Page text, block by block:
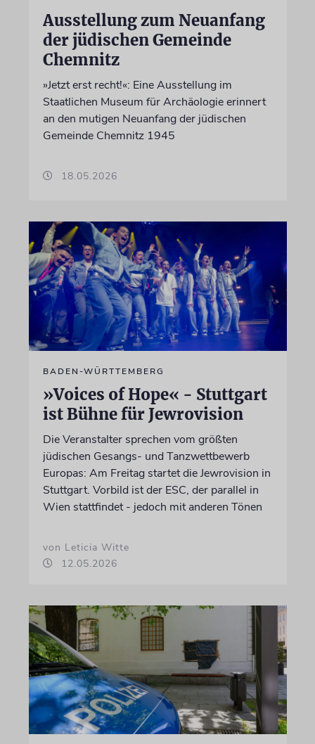
Ausstellung zum Neuanfang
der jüdischen Gemeinde
Chemnitz
»Jetzt erst recht!«: Eine Ausstellung im
Staatlichen Museum für Archäologie erinnert
an den mutigen Neuanfang der jüdischen
Gemeinde Chemnitz 1945
18.05.2026
BADEN-WÜRTTEMBERG
»Voices of Hope« - Stuttgart
ist Bühne für Jewrovision
Die Veranstalter sprechen vom größten
jüdischen Gesangs- und Tanzwettbewerb
Europas: Am Freitag startet die Jewrovision in
Stuttgart. Vorbild ist der ESC, der parallel in
Wien stattfindet - jedoch mit anderen Tönen
von Leticia Witte
12.05.2026